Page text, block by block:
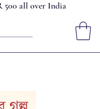
500 all over India